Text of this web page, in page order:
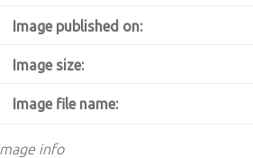
info
Image published on:
Image size:
Image file name: